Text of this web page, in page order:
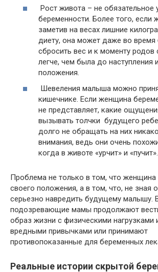
Рост живота – не обязательное
беременности. Более того, если
заметив на весах лишние
диету, она может даже во время
сбросить вес и к моменту родов
легче, чем была до наступления
положения.
Шевеления малыша можно
кишечнике. Если женщина
не представляет, какие
вызывать толчки будущего
долго не обращать на них
внимания, ведь они очень
когда в животе «урчит» и «пучит».
Проблема не только в том, что женщина
своего положения, а в том, что, не зная
серьезно навредить будущему малышу.
подозревающие мамы продолжают
образ жизни с физическими нагрузками
вредными привычками или принимают
противопоказанные для беременных
Реальные истории скрытой